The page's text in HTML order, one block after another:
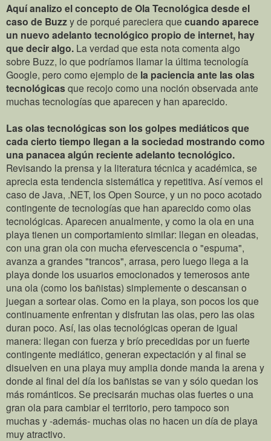
Aquí analizo el concepto de Ola Tecnológica desde el
caso de Buzzy de porqué pareciera que cuando aparece
un nuevo adelanto tecnológico propio de internet, hay
que decir algo. La verdad que esta nota comenta algo
sobre Buzz, lo que podríamos llamar la última tecnología
Google, pero como ejemplo de la paciencia ante las olas
tecnológicasque recojo como una noción observada ante
muchas tecnologías que aparecen y han aparecido.
Las olas tecnológicas son los golpes mediáticos que
cada cierto tiempo llegan a la sociedad mostrando como
una panacea algún reciente adelanto tecnológico.
Revisando la prensa y la literatura técnica y académica, se
aprecia esta tendencia sistemática y repetitiva. Así vemos el
caso de Java, .NET, los Open Source, y un no poco acotado
contingente de tecnologías que han aparecido como olas
tecnológicas. Aparecen anualmente, y como la ola en una
playa tienen un comportamiento similar: llegan en oleadas,
con una gran ola con mucha efervescencia o "espuma",
avanza a grandes "trancos", arrasa, pero luego llega a la
playa donde los usuarios emocionados y temerosos ante
una ola (como los bañistas) simplemente o descansan o
juegan a sortear olas. Como en la playa, son pocos los que
continuamente enfrentan y disfrutan las olas, pero las olas
duran poco. Así, las olas tecnológicas operan de igual
manera: llegan con fuerza y brío precedidas por un fuerte
contingente mediático, generan expectación y al final se
disuelven en una playa muy amplia donde manda la arena y
donde al final del día los bañistas se van y sólo quedan los
más románticos. Se precisarán muchas olas fuertes o una
gran ola para cambiar el territorio, pero tampoco son
muchas y -además- muchas olas no hacen un día de playa
muy atractivo.